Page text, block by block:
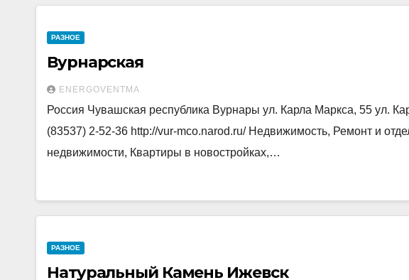
РАЗНОЕ
Вурнарская
ENERGOVENTMA
Россия Чувашская республика Вурнары ул. Карла Маркса, 55 ул.
(83537) 2-52-36 http://vur-mco.narod.ru/ Недвижимость, Ремонт и
недвижимости, Квартиры в новостройках,…
РАЗНОЕ
Натуральный Камень Ижевск